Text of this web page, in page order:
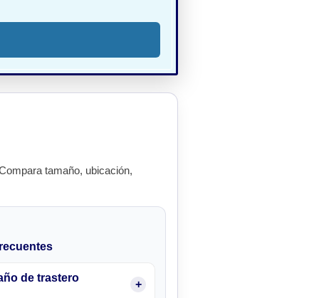
tamaño, ubicación,
de trastero